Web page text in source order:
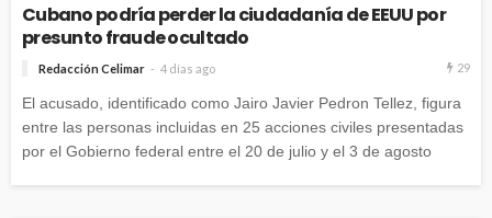
Cubano podría perder la ciudadanía de EEUU por
presunto fraude ocultado
Redacción Celimar 4 días ago 29
El acusado, identificado como Jairo Javier Pedron Tellez, figura
entre las personas incluidas en 25 acciones civiles presentadas
por el Gobierno federal entre el 20 de julio y el 3 de agosto